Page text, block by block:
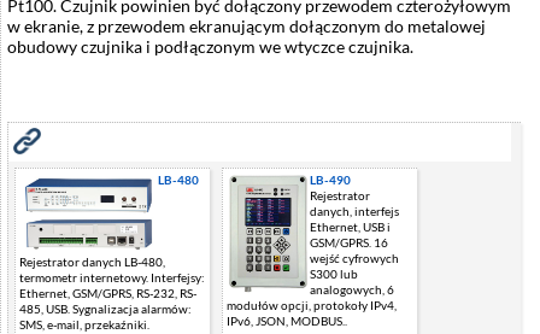
Pt100. Czujnik powinien być dołączony przewodem czterożyłowym
w ekranie, z przewodem ekranującym dołączonym do metalowej
obudowy czujnika i podłączonym we wtyczce czujnika.
LB-480
Rejestrator danych LB-480,
termometr internetowy. Interfejsy:
Ethernet, GSM/GPRS, RS-232, RS-
485, USB. Sygnalizacja alarmów:
SMS, e-mail, przekaźniki.
LB-490
Rejestrator
danych, interfejs
Ethernet, USB i
GSM/GPRS. 16
wejść cyfrowych
S300 lub
analogowych, 6
modułów opcji, protokoły IPv4,
IPv6, JSON, MODBUS..